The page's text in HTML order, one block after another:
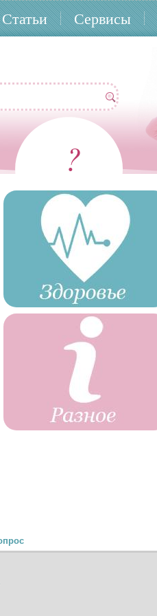
Статьи Сервисы
?